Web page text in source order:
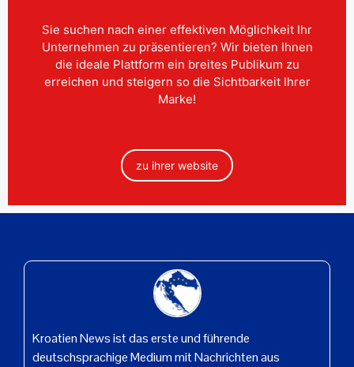
Sie suchen nach einer effektiven Möglichkeit Ihr
Unternehmen zu präsentieren? Wir bieten Ihnen
die ideale Plattform ein breites Publikum zu
erreichen und steigern so die Sichtbarkeit Ihrer
Marke!
zu ihrer website
Kroatien News ist das erste und führende
deutschsprachige Medium mit Nachrichten aus